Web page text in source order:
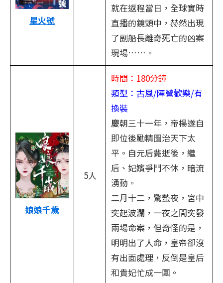
星火號
就在返程當日，全球實時
直播的鏡頭中，赫然出現
了副船長離奇死亡的凶案
現場……。
娘娘千歲
5人
時間：180分鐘
類型：古風/陣營歡樂/有
換裝
慶朝三十一年，帝楊遂自
即位後勵精圖治天下太
平。自元后薨逝後，繼
后、妃嬪爭鬥不休，暗流
湧動。
二月十二，驚蟄夜，宮中
突起波瀾，一夜之間突發
兩場命案，但奇怪的是，
明明出了人命，皇帝卻沒
有出面處理，反倒是皇后
和貴妃忙成一團。